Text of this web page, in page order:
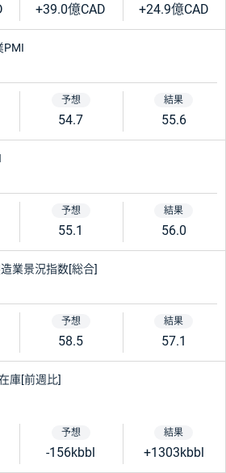
+39.0億CAD +24.9億CAD
PMI
54.7 55.6
55.1 56.0
業景況指数[総合]
58.5 57.1
庫[前週比]
-156kbbl +1303kbbl